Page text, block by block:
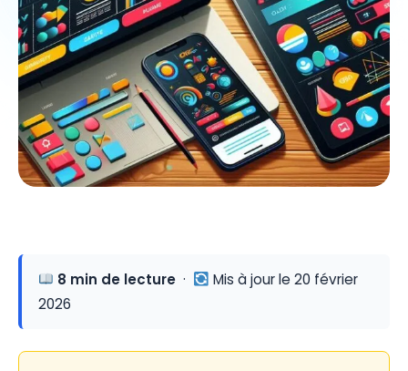
8 min de lecture ·
Mis à jour le 20 février
2026